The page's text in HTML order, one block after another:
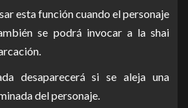
esta función cuando el personaje
se podrá invocar a la shai
desaparecerá si se aleja una
del personaje.